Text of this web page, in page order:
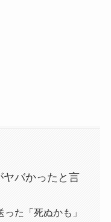
バかったと言
た「死ぬかも」